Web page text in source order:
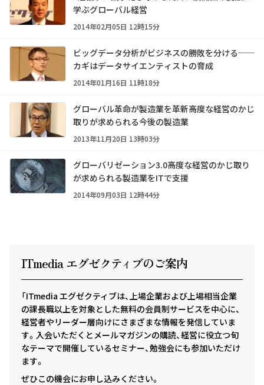
学ぶグローバル経営
2014年02月05日 12時15分
ビッグデータ分析がビジネスの勝敗を分ける──
カギはデータサイエンティストの育成
2014年01月16日 11時18分
グローバル革命が製造業を革新――高度な経営のかじ
取りが求められる今後の製造業
2013年11月20日 13時03分
グローバリゼーション3.0――高度な経営のかじ取り
が求められる製造業をITで支援
2014年09月03日 12時44分
ITmedia エグゼクティ ブのご案内
「ITmedia エグゼクティブは、上場企業および上場相当企業
の課長職以上を対象とした無料の会員制サービスを中心に、
経営者やリーダー層向けにさまざまな情報を発信していま
す。入会いただくとメールマガジンの購読、経営に役立つ旬
なテーマで開催しているセミナー、勉強会にも参加いただけ
ます。
ぜひこの機会にお申し込みください。